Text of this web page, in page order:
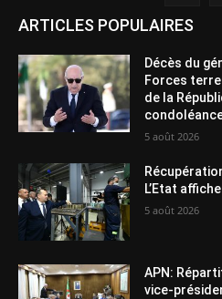
ARTICLES POPULAIRES
Décès du
Forces
de la
5 août 2026
L’Etat
5 août 2026
APN:
vice-